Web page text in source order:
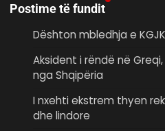
Postime të fundit
Dështon mbledhja e
Aksident i rëndë në
nga Shqipëria
I nxehti ekstrem thyen
dhe lindore